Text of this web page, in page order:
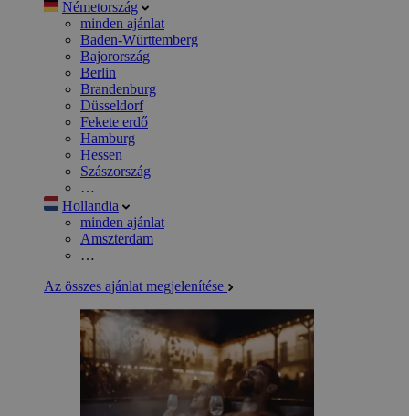
Németország
minden ajánlat
Baden-Württemberg
Bajorország
Berlin
Brandenburg
Düsseldorf
Fekete erdő
Hamburg
Hessen
Szászország
…
Hollandia
minden ajánlat
Amszterdam
…
Az összes ajánlat megjelenítése